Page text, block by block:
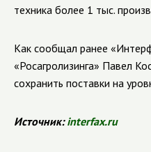
техника более 1 тыс.
Как сообщал ранее
«Росагролизинга» Павел
сохранить поставки на
Источник:interfax.ru